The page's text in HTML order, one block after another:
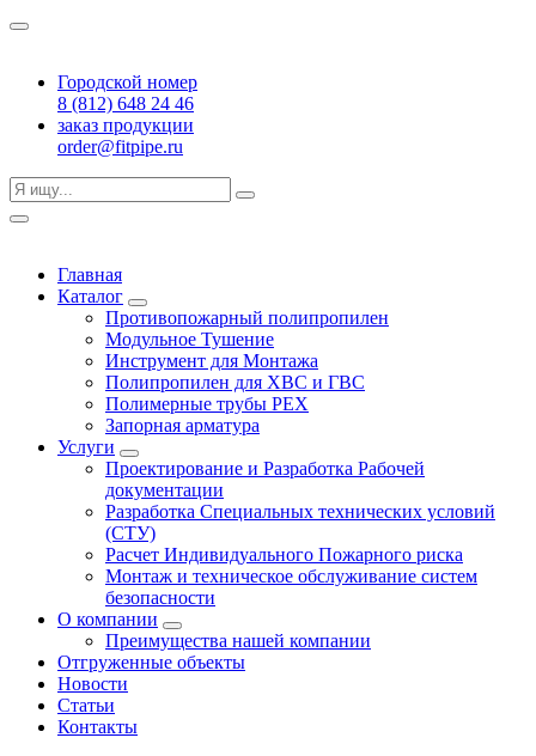
Городской номер
8 (812) 648 24 46
заказ продукции
order@fitpipe.ru
Главная
Каталог
Противопожарный полипропилен
Модульное Тушение
Инструмент для Монтажа
Полипропилен для ХВС и ГВС
Полимерные трубы PEX
Запорная арматура
Услуги
Проектирование и Разработка Рабочей
документации
Разработка Специальных технических условий
(СТУ)
Расчет Индивидуального Пожарного риска
Монтаж и техническое обслуживание систем
безопасности
О компании
Преимущества нашей компании
Отгруженные объекты
Новости
Статьи
Контакты